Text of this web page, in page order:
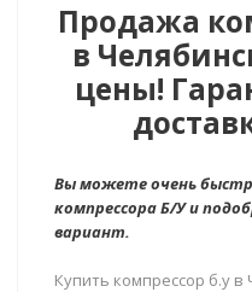
Продажа
в
цены!
Вы можете очень
компрессора Б/У и
вариант.
Купить компрессор б.у